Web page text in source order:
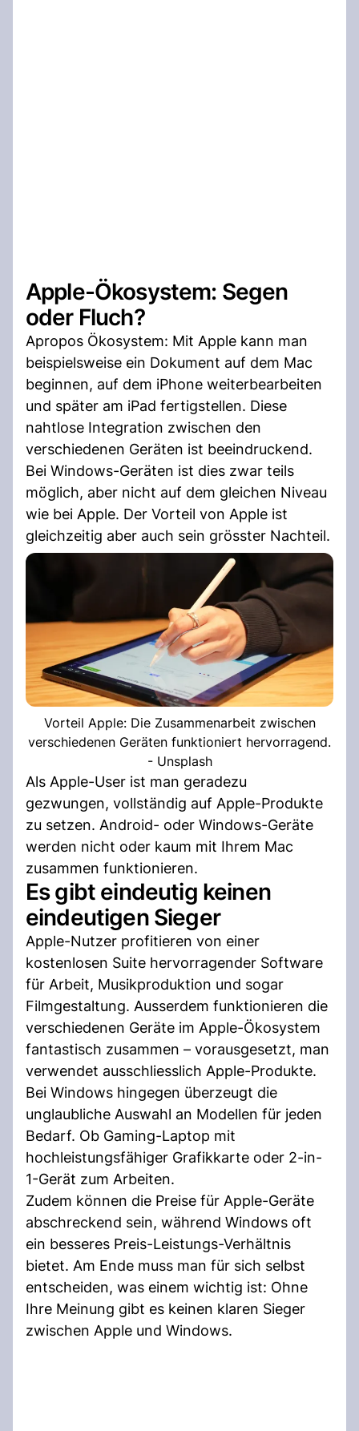
Apple-Ökosystem: Segen
oder Fluch?
Apropos Ökosystem: Mit Apple kann man
beispielsweise ein Dokument auf dem Mac
beginnen, auf dem iPhone weiterbearbeiten
und später am iPad fertigstellen. Diese
nahtlose Integration zwischen den
verschiedenen Geräten ist beeindruckend.
Bei Windows-Geräten ist dies zwar teils
möglich, aber nicht auf dem gleichen Niveau
wie bei Apple. Der Vorteil von Apple ist
gleichzeitig aber auch sein grösster Nachteil.
Vorteil Apple: Die Zusammenarbeit zwischen
verschiedenen Geräten funktioniert hervorragend.
- Unsplash
Als Apple-User ist man geradezu
gezwungen, vollständig auf Apple-Produkte
zu setzen. Android- oder Windows-Geräte
werden nicht oder kaum mit Ihrem Mac
zusammen funktionieren.
Es gibt eindeutig keinen
eindeutigen Sieger
Apple-Nutzer profitieren von einer
kostenlosen Suite hervorragender Software
für Arbeit, Musikproduktion und sogar
Filmgestaltung. Ausserdem funktionieren die
verschiedenen Geräte im Apple-Ökosystem
fantastisch zusammen – vorausgesetzt, man
verwendet ausschliesslich Apple-Produkte.
Bei Windows hingegen überzeugt die
unglaubliche Auswahl an Modellen für jeden
Bedarf. Ob Gaming-Laptop mit
hochleistungsfähiger Grafikkarte oder 2-in-
1-Gerät zum Arbeiten.
Zudem können die Preise für Apple-Geräte
abschreckend sein, während Windows oft
ein besseres Preis-Leistungs-Verhältnis
bietet. Am Ende muss man für sich selbst
entscheiden, was einem wichtig ist: Ohne
Ihre Meinung gibt es keinen klaren Sieger
zwischen Apple und Windows.